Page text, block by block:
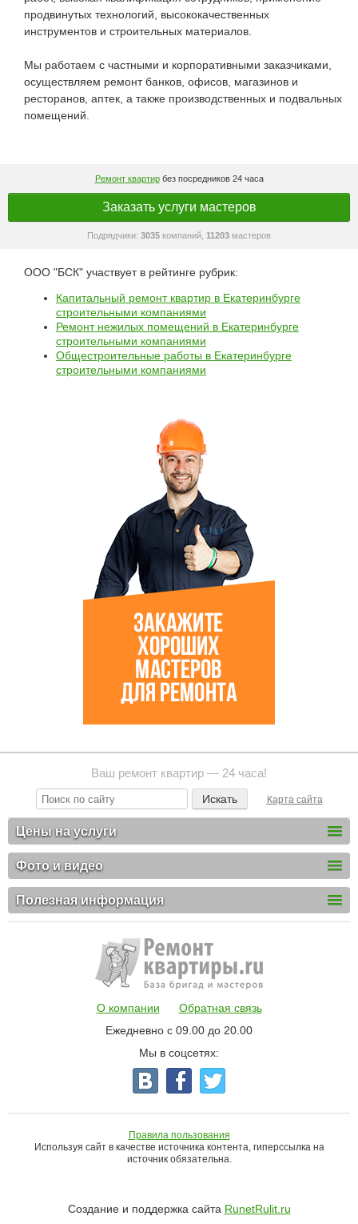
продвинутых технологий, высококачественных
инструментов и строительных материалов.
Мы работаем с частными и корпоративными заказчиками,
осуществляем ремонт банков, офисов, магазинов и
ресторанов, аптек, а также производственных и подвальных
помещений.
Ремонт квартирбез посредников 24 часа
Заказать услуги мастеров
Подрядчики: 3035 компаний, 11203 мастеров
ООО "БСК" участвует в рейтинге рубрик:
Капитальный ремонт квартир в Екатеринбурге
строительными компаниями
Ремонт нежилых помещений в Екатеринбурге
строительными компаниями
Общестроительные работы в Екатеринбурге
строительными компаниями
Ваш ремонт квартир — 24 часа!
Карта сайта
Цены на услуги
Фото и видео
Полезная информация
О компании
Обратная связь
Ежедневно с 09.00 до 20.00
Мы в соцсетях:
Правила пользования
Используя сайт в качестве источника контента, гиперссылка на
источник обязательна.
Создание и поддержка сайта RunetRulit.ru